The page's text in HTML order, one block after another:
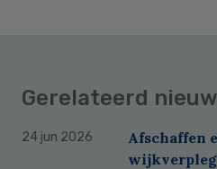
Gerelateerd
24 jun 2026
Afschaffen